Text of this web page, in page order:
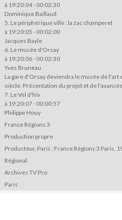
à 19:20:04 - 00:02:30
Dominique Baillaud
5. Le périphérique ville : la zac champeret
à 19:20:05 - 00:02:00
Jacques Bayle
6. Le musée d'Orsay
à 19:20:06 - 00:02:30
Yves Bruneau
La gare d'Orsay deviendra le musée de l'art
siècle. Présentation du projet et de
7. Le Vel d'hiv
à 19:20:07 - 00:00:57
Philippe Houy
France Régions 3
Production propre
Producteur, Paris : France Régions 3 Paris,
Régional
Archives TV Pro
Paris